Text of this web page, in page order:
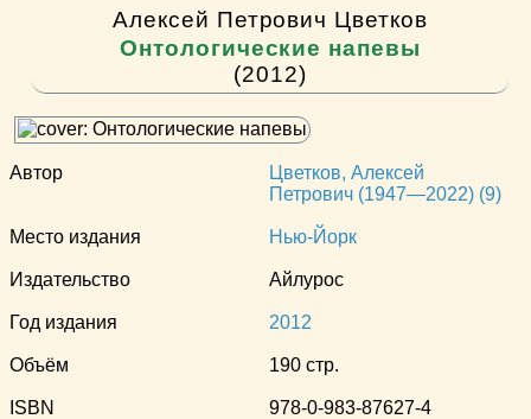
Алексей Петрович Цветков
Онтологические напевы
(2012)
Автор
Цветков, Алексей
Петрович (1947—2022) (9)
Место издания Нью-Йорк
Издательство Айлурос
Год издания 2012
Объём 190 стр.
ISBN 978-0-983-87627-4